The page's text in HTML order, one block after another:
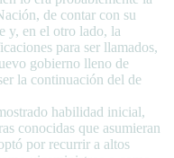
de contar con su
y, en el otro lado, la
para ser llamados,
gobierno lleno de
la continuación del de
habilidad inicial,
conocidas que asumieran
por recurrir a altos